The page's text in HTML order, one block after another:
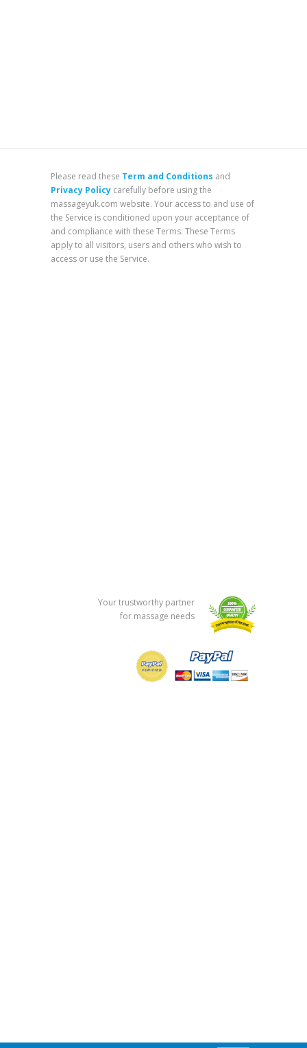
Please read these Term and Conditions and
Privacy Policy carefully before using the
massageyuk.com website. Your access to and use of
the Service is conditioned upon your acceptance of
and compliance with these Terms. These Terms
apply to all visitors, users and others who wish to
access or use the Service.
Your trustworthy partner
for massage needs